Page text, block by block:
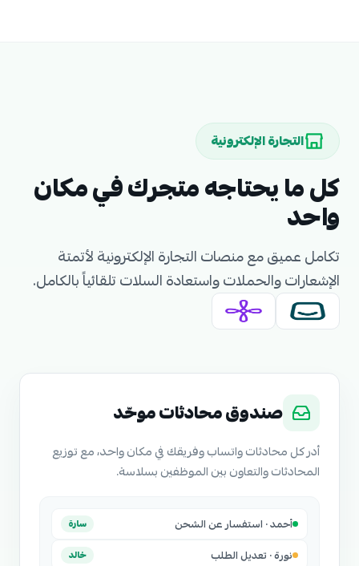
التجارة الإلكترونية
كل ما يحتاجه متجرك في مكان
واحد
تكامل عميق مع منصات التجارة الإلكترونية لأتمتة
الإشعارات والحملات واستعادة السلات تلقائياً بالكامل.
صندوق محادثات موحّد
أدر كل محادثات واتساب وفريقك في مكان واحد، مع توزيع
المحادثات والتعاون بين الموظفين بسلاسة.
أحمد · استفسار عن الشحن سارة
نورة · تعديل الطلب خالد